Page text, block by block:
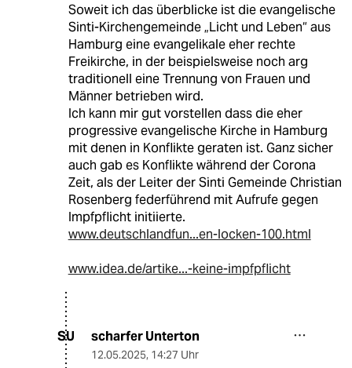
Soweit ich das überblicke ist die evangelische
Sinti-Kirchengemeinde „Licht und Leben“ aus
Hamburg eine evangelikale eher rechte
Freikirche, in der beispielsweise noch arg
traditionell eine Trennung von Frauen und
Männer betrieben wird.
Ich kann mir gut vorstellen dass die eher
progressive evangelische Kirche in Hamburg
mit denen in Konflikte geraten ist. Ganz sicher
auch gab es Konflikte während der Corona
Zeit, als der Leiter der Sinti Gemeinde Christian
Rosenberg federführend mit Aufrufe gegen
Impfpflicht initiierte.
www.deutschlandfun...en-locken-100.html
www.idea.de/artike...-keine-impfpflicht
SU scharfer Unterton
12.05.2025, 14:27 Uhr